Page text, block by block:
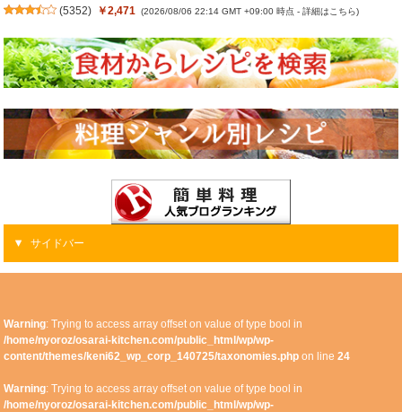
(5352) ￥2,471 (2026/08/06 22:14 GMT +09:00 時点 -詳細はこちら)
サイドバー
Warning: Trying to access array offset on value of type bool in
/home/nyoroz/osarai-kitchen.com/public_html/wp/wp-
content/themes/keni62_wp_corp_140725/taxonomies.php on line24
Warning: Trying to access array offset on value of type bool in
/home/nyoroz/osarai-kitchen.com/public_html/wp/wp-